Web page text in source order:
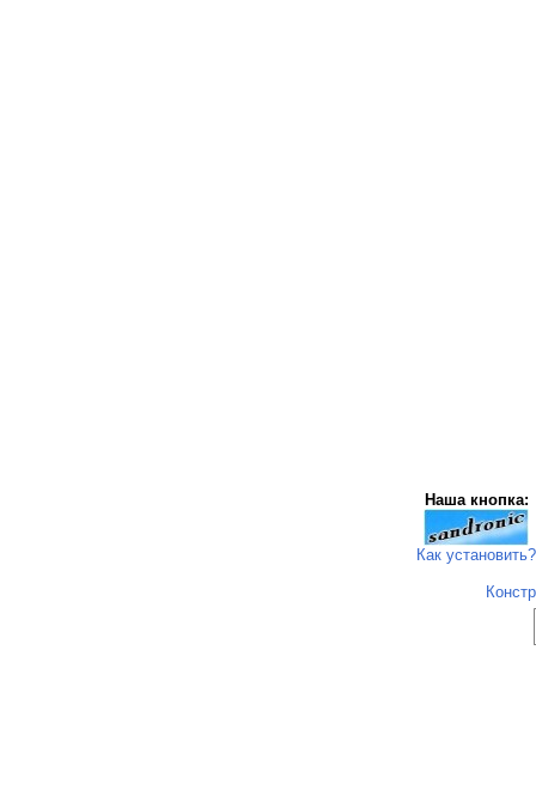
Наша кнопка:
Как установить?